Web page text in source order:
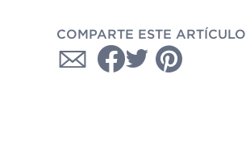
COMPARTE ESTE ARTÍCULO